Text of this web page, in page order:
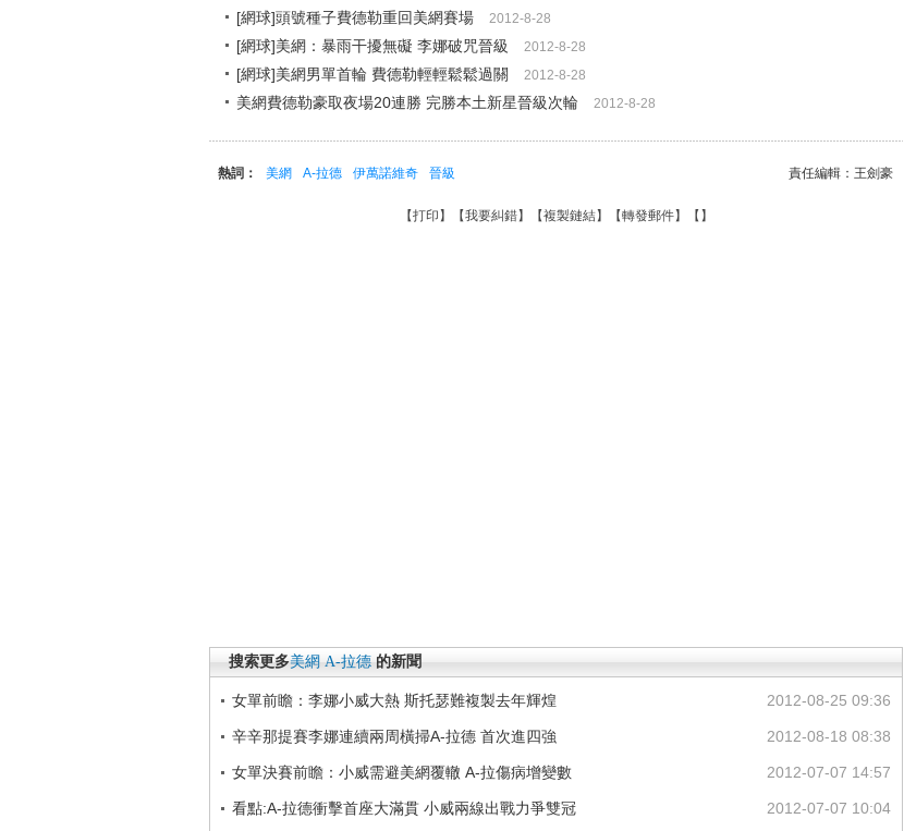
[網球]頭號種子費德勒重回美網賽場
2012-8-28
[網球]美網：暴雨干擾無礙 李娜破咒晉級 2012-8-28
[網球]美網男單首輪 費德勒輕輕鬆鬆過關 2012-8-28
美網費德勒豪取夜場20連勝 完勝本土新星晉級次輪 2012-8-28
責任編輯：王劍豪
熱詞： 美網 A-拉德 伊萬諾維奇 晉級
【打印 】【我要糾錯】【複製鏈結】【轉發郵件】【 】
搜索更多美網 A-拉德 的新聞
2012-08-25 09:36
女單前瞻：李娜小威大熱 斯托瑟難複製去年輝煌
2012-08-18 08:38
辛辛那提賽李娜連續兩周橫掃A-拉德 首次進四強
2012-07-07 14:57
女單決賽前瞻：小威需避美網覆轍 A-拉傷病增變數
2012-07-07 10:04
看點:A-拉德衝擊首座大滿貫 小威兩線出戰力爭雙冠